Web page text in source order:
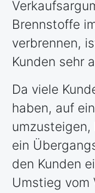
Brennstoffe
verbrennen,
Kunden sehr
Da viele
haben, auf
ein
den Kunden
Umstieg vom